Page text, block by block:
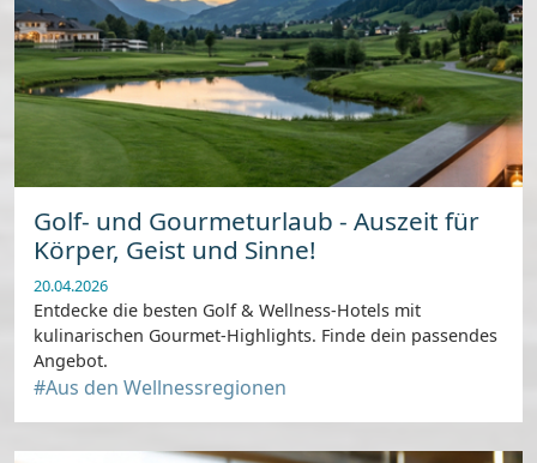
Golf- und Gourmeturlaub - Auszeit für
Körper, Geist und Sinne!
20.04.2026
Entdecke die besten Golf & Wellness-Hotels mit
kulinarischen Gourmet-Highlights. Finde dein passendes
Angebot.
#Aus den Wellnessregionen